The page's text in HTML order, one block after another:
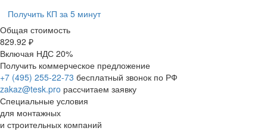
Получить КП за 5 минут
Общая стоимость
829.92 ₽
Включая НДС 20%
Получить коммерческое предложение
+7 (495) 255-22-73 бесплатный звонок по РФ
zakaz@tesk.pro рассчитаем заявку
Специальные условия
для монтажных
и строительных компаний